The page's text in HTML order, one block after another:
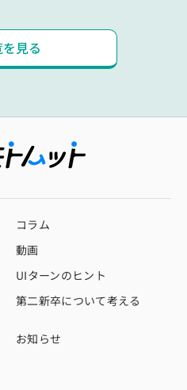
見る
コラム
動画
UIターンのヒント
第二新卒について考える
お知らせ